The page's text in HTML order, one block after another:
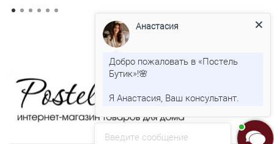
Введите сообщение
Анастасия
Добро пожаловать в «Постель
Бутик»!🌸
Я Анастасия, Ваш консультант.